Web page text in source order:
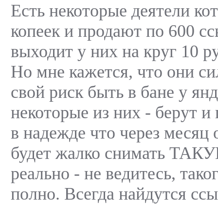
Есть некоторые деятели
копеек и продают по 600
выходит у них на круг 10
Но мне кажется, что они
свой риск быть в бане у
некоторые из них - берут
в надежде что через месяц
будет жалко снимать
реально - не ведитесь,
полно. Всегда найдутся